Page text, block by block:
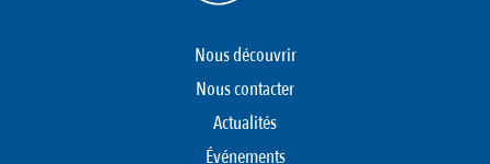
Nous découvrir
Nous contacter
Actualités
Événements